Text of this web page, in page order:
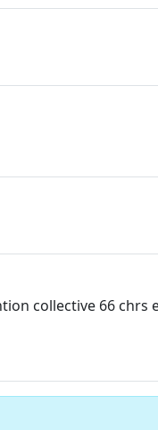
collective 66 chrs